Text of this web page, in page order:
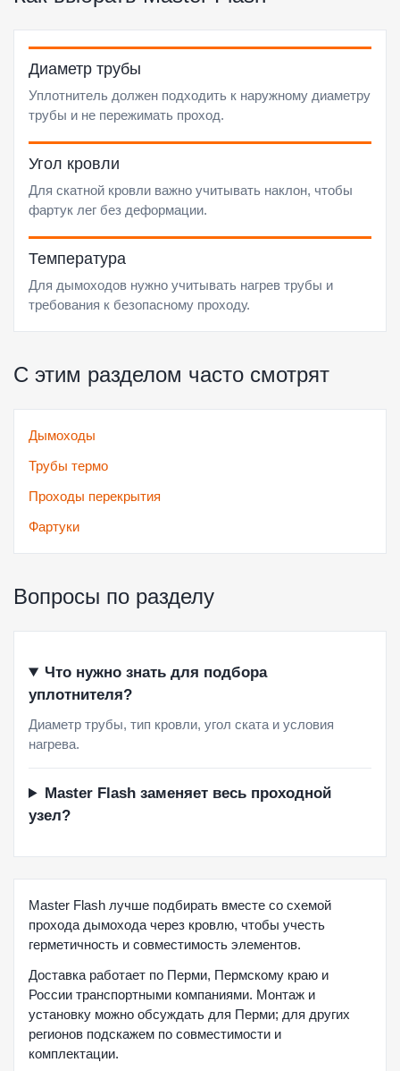
Диаметр трубы
Уплотнитель должен подходить к наружному диаметру
трубы и не пережимать проход.
Угол кровли
Для скатной кровли важно учитывать наклон, чтобы
фартук лег без деформации.
Температура
Для дымоходов нужно учитывать нагрев трубы и
требования к безопасному проходу.
С этим разделом часто смотрят
Дымоходы
Трубы термо
Проходы перекрытия
Фартуки
Вопросы по разделу
Что нужно знать для подбора
уплотнителя?
Диаметр трубы, тип кровли, угол ската и условия
нагрева.
Master Flash заменяет весь проходной
узел?
Master Flash лучше подбирать вместе со схемой
прохода дымохода через кровлю, чтобы учесть
герметичность и совместимость элементов.
Доставка работает по Перми, Пермскому краю и
России транспортными компаниями. Монтаж и
установку можно обсуждать для Перми; для других
регионов подскажем по совместимости и
комплектации.